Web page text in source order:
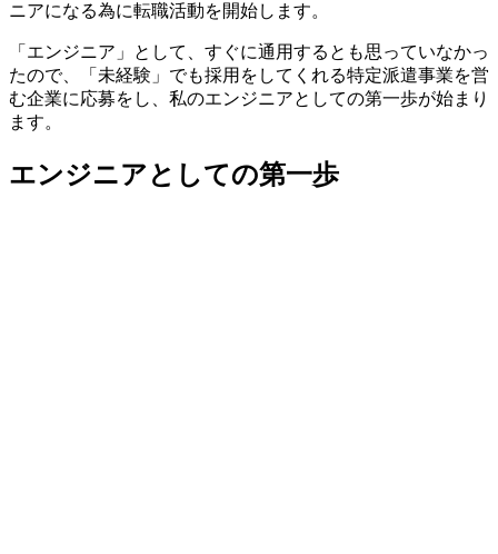
ニアになる為に転職活動を開始します。
「エンジニア」として、すぐに通用するとも思っていなかっ
たので、「未経験」でも採用をしてくれる特定派遣事業を営
む企業に応募をし、私のエンジニアとしての第一歩が始まり
ます。
エンジニアとしての第一歩